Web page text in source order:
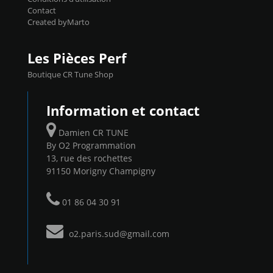
Contact
Created byMarto
Les Pièces Perf
Boutique CR Tune Shop
Information et contact
Damien CR TUNE
By O2 Programmation
13, rue des rochettes
91150 Morigny Champigny
01 86 04 30 91
o2.paris.sud@gmail.com